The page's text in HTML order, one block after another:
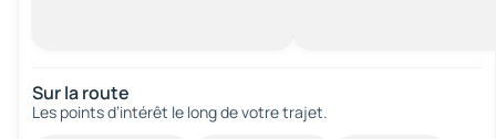
Sur la route
Les points d’intérêt le long de votre trajet.